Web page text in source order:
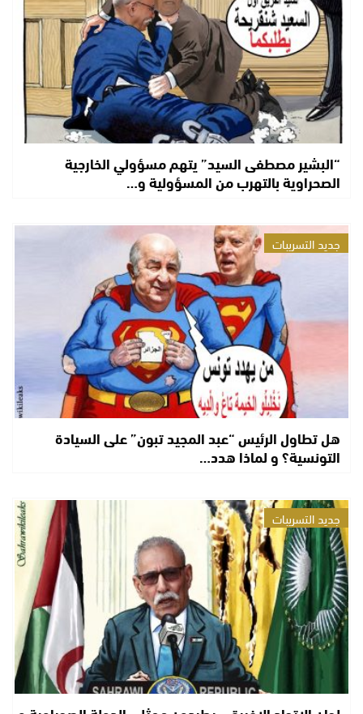
“البشير مصطفى السيد” يتهم مسؤولي الخارجية
الصحراوية بالتهرب من المسؤولية و…
جديد التسريبات
هل تطاول الرئيس “عبد المجيد تبون” على السيادة
التونسية؟ و لماذا هدد…
جديد التسريبات